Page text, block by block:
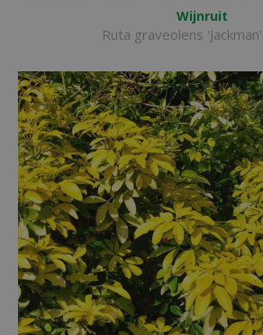
Wijnruit
Ruta graveolens